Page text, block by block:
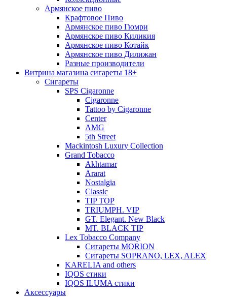
Армянское пиво
Крафтовое Пиво
Армянское пиво Гюмри
Армянское пиво Киликия
Армянское пиво Котайк
Армянское пиво Дилижан
Разные производители
Витрина магазина сигареты 18+
Cигареты
SPS Cigaronne
Сigaronne
Tattoo by Cigaronne
Center
AMG
5th Street
Mackintosh Luxury Collection
Grand Tobacco
Akhtamar
Ararat
Nostalgia
Classic
TIP TOP
TRIUMPH. VIP
GT. Elegant. New Black
MT. BLACK TIP
Lex Tobacco Company
Сигареты MORION
Сигареты SOPRANO, LEX, ALEX
KARELIA and others
IQOS стики
IQOS ILUMA стики
Аксессуары